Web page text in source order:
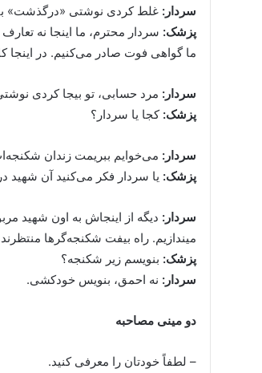
سردار: غلط کردی نوشتی «درگذشت»
پزشک: سردار محترم، ما اینجا نه
ما گواهی فوت صادر می‌کنیم. در اینجا
سردار: مرد حسابی، تو بیجا کردی
پزشک: کجا یا سردار؟
سردار: می‌خوایم ببریمت زندان
پزشک: یا سردار فکر می‌کنید آن شهید
سردار: دیگه از اینجاش به اون شهید
میندازیم. راه بیفت شکنجه‌گرها
پزشک: بنویسم زیر شکنجه؟
سردار: نه احمق، بنویس خودکشی.
دو مینی مصاحبه
– لطفاً خودتان را معرفی کنید.